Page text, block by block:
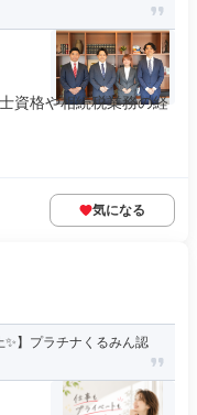
資格や相続税業務の経
気になる
✨】プラチナくるみん認